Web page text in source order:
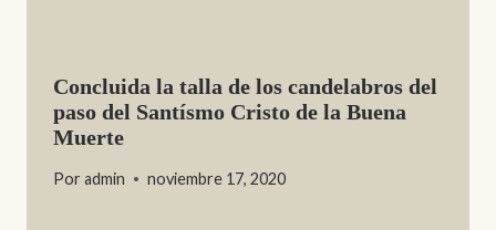
Concluida la talla de los candelabros del
paso del Santísmo Cristo de la Buena
Muerte
Por admin noviembre 17, 2020